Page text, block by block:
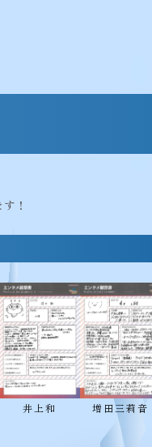
！
井上和 増田三莉音